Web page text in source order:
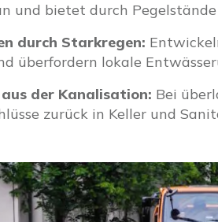
und bietet durch
durch Starkregen:
überfordern lokale
der Kanalisation: Bei
zurück in Keller und